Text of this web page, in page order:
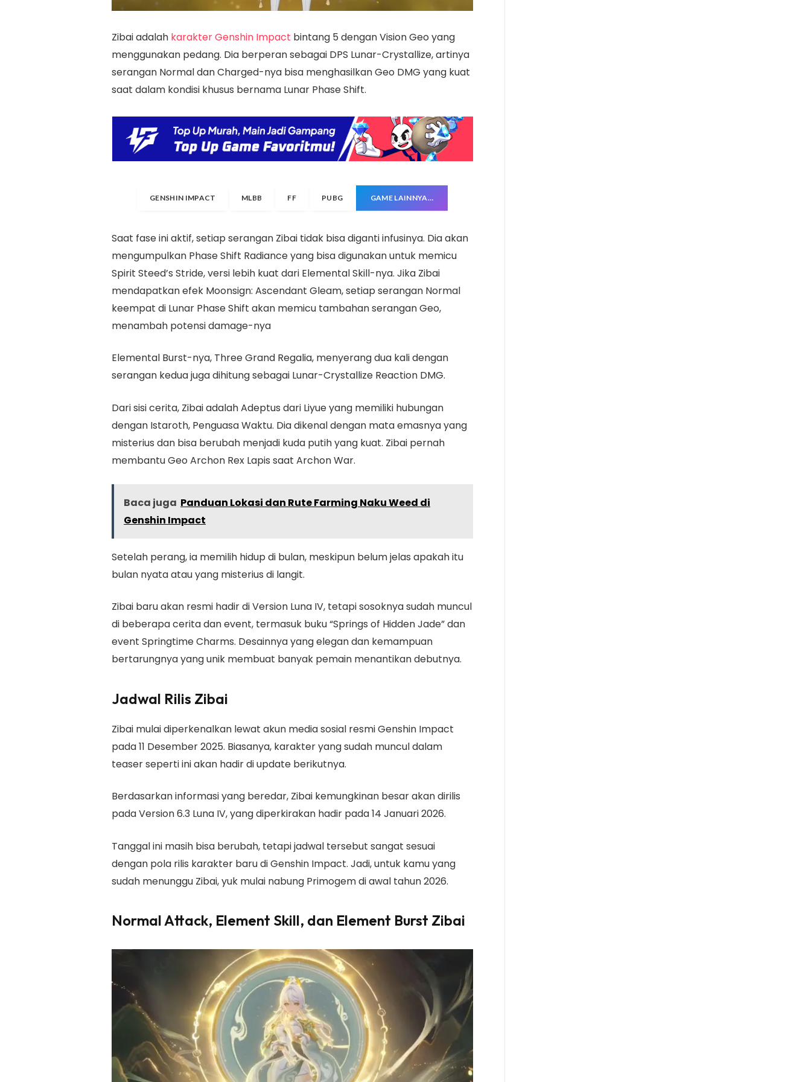
Zibai adalah karakter Genshin Impact bintang 5 dengan Vision Geo yang
menggunakan pedang. Dia berperan sebagai DPS Lunar-Crystallize, artinya
serangan Normal dan Charged-nya bisa menghasilkan Geo DMG yang kuat
saat dalam kondisi khusus bernama Lunar Phase Shift.
GENSHIN IMPACT MLBB FF PUBG GAME LAINNYA…
Saat fase ini aktif, setiap serangan Zibai tidak bisa diganti infusinya. Dia akan
mengumpulkan Phase Shift Radiance yang bisa digunakan untuk memicu
Spirit Steed’s Stride, versi lebih kuat dari Elemental Skill-nya. Jika Zibai
mendapatkan efek Moonsign: Ascendant Gleam, setiap serangan Normal
keempat di Lunar Phase Shift akan memicu tambahan serangan Geo,
menambah potensi damage-nya
Elemental Burst-nya, Three Grand Regalia, menyerang dua kali dengan
serangan kedua juga dihitung sebagai Lunar-Crystallize Reaction DMG.
Dari sisi cerita, Zibai adalah Adeptus dari Liyue yang memiliki hubungan
dengan Istaroth, Penguasa Waktu. Dia dikenal dengan mata emasnya yang
misterius dan bisa berubah menjadi kuda putih yang kuat. Zibai pernah
membantu Geo Archon Rex Lapis saat Archon War.
Baca juga Panduan Lokasi dan Rute Farming Naku Weed di
Genshin Impact
Setelah perang, ia memilih hidup di bulan, meskipun belum jelas apakah itu
bulan nyata atau yang misterius di langit.
Zibai baru akan resmi hadir di Version Luna IV, tetapi sosoknya sudah muncul
di beberapa cerita dan event, termasuk buku “Springs of Hidden Jade” dan
event Springtime Charms. Desainnya yang elegan dan kemampuan
bertarungnya yang unik membuat banyak pemain menantikan debutnya.
Jadwal Rilis Zibai
Zibai mulai diperkenalkan lewat akun media sosial resmi Genshin Impact
pada 11 Desember 2025. Biasanya, karakter yang sudah muncul dalam
teaser seperti ini akan hadir di update berikutnya.
Berdasarkan informasi yang beredar, Zibai kemungkinan besar akan dirilis
pada Version 6.3 Luna IV, yang diperkirakan hadir pada 14 Januari 2026.
Tanggal ini masih bisa berubah, tetapi jadwal tersebut sangat sesuai
dengan pola rilis karakter baru di Genshin Impact. Jadi, untuk kamu yang
sudah menunggu Zibai, yuk mulai nabung Primogem di awal tahun 2026.
Normal Attack, Element Skill, dan Element Burst Zibai